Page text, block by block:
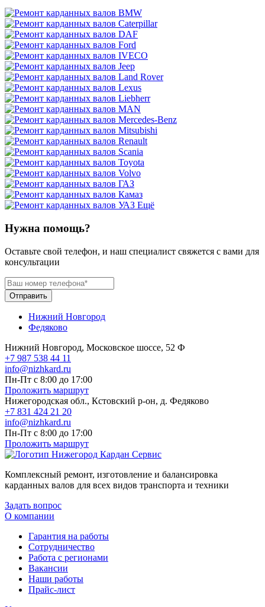
Ещё
Нужна помощь?
Оставьте свой телефон, и наш специалист свяжется с вами для
консультации
Отправить
Нижний Новгород
Федяково
Нижний Новгород, Московское шоссе, 52 Ф
+7 987 538 44 11
info@nizhkard.ru
Пн-Пт с 8:00 до 17:00
Проложить маршрут
Нижегородская обл., Кстовский р-он, д. Федяково
+7 831 424 21 20
info@nizhkard.ru
Пн-Пт с 8:00 до 17:00
Проложить маршрут
Комплексный ремонт, изготовление и балансировка
карданных валов для всех видов транспорта и техники
Задать вопрос
О компании
Гарантия на работы
Сотрудничество
Работа с регионами
Вакансии
Наши работы
Прайс-лист